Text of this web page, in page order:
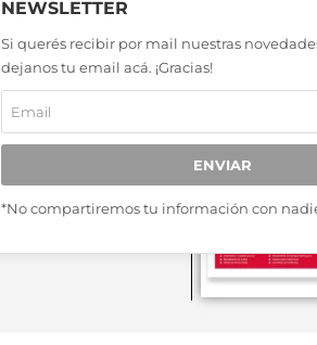
NEWSLETTER
Si querés recibir por mail nuestras
dejanos tu email acá. ¡Gracias!
ENVIAR
*No compartiremos tu información con